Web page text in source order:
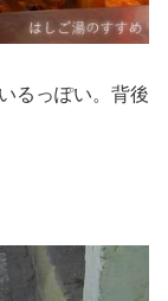
るっぽい。背後